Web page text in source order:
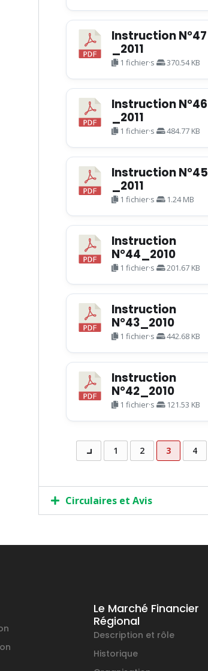
Instruction N°47
_2011
1 fichier·s 370.54 KB
Instruction N°46
_2011
1 fichier·s 484.77 KB
Instruction N°45
_2011
1 fichier·s 1.24 MB
Instruction
N°44_2010
1 fichier·s 201.67 KB
Instruction
N°43_2010
1 fichier·s 442.68 KB
Instruction
N°42_2010
1 fichier·s 121.53 KB
1 2 3 4
Circulaires et Avis
Le Marché Financier
Régional
Description et rôle
Historique